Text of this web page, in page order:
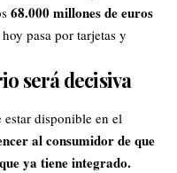
68.000 millones de euros
pasa por tarjetas y
será decisiva
disponible en el
al consumidor de que
ya tiene integrado.